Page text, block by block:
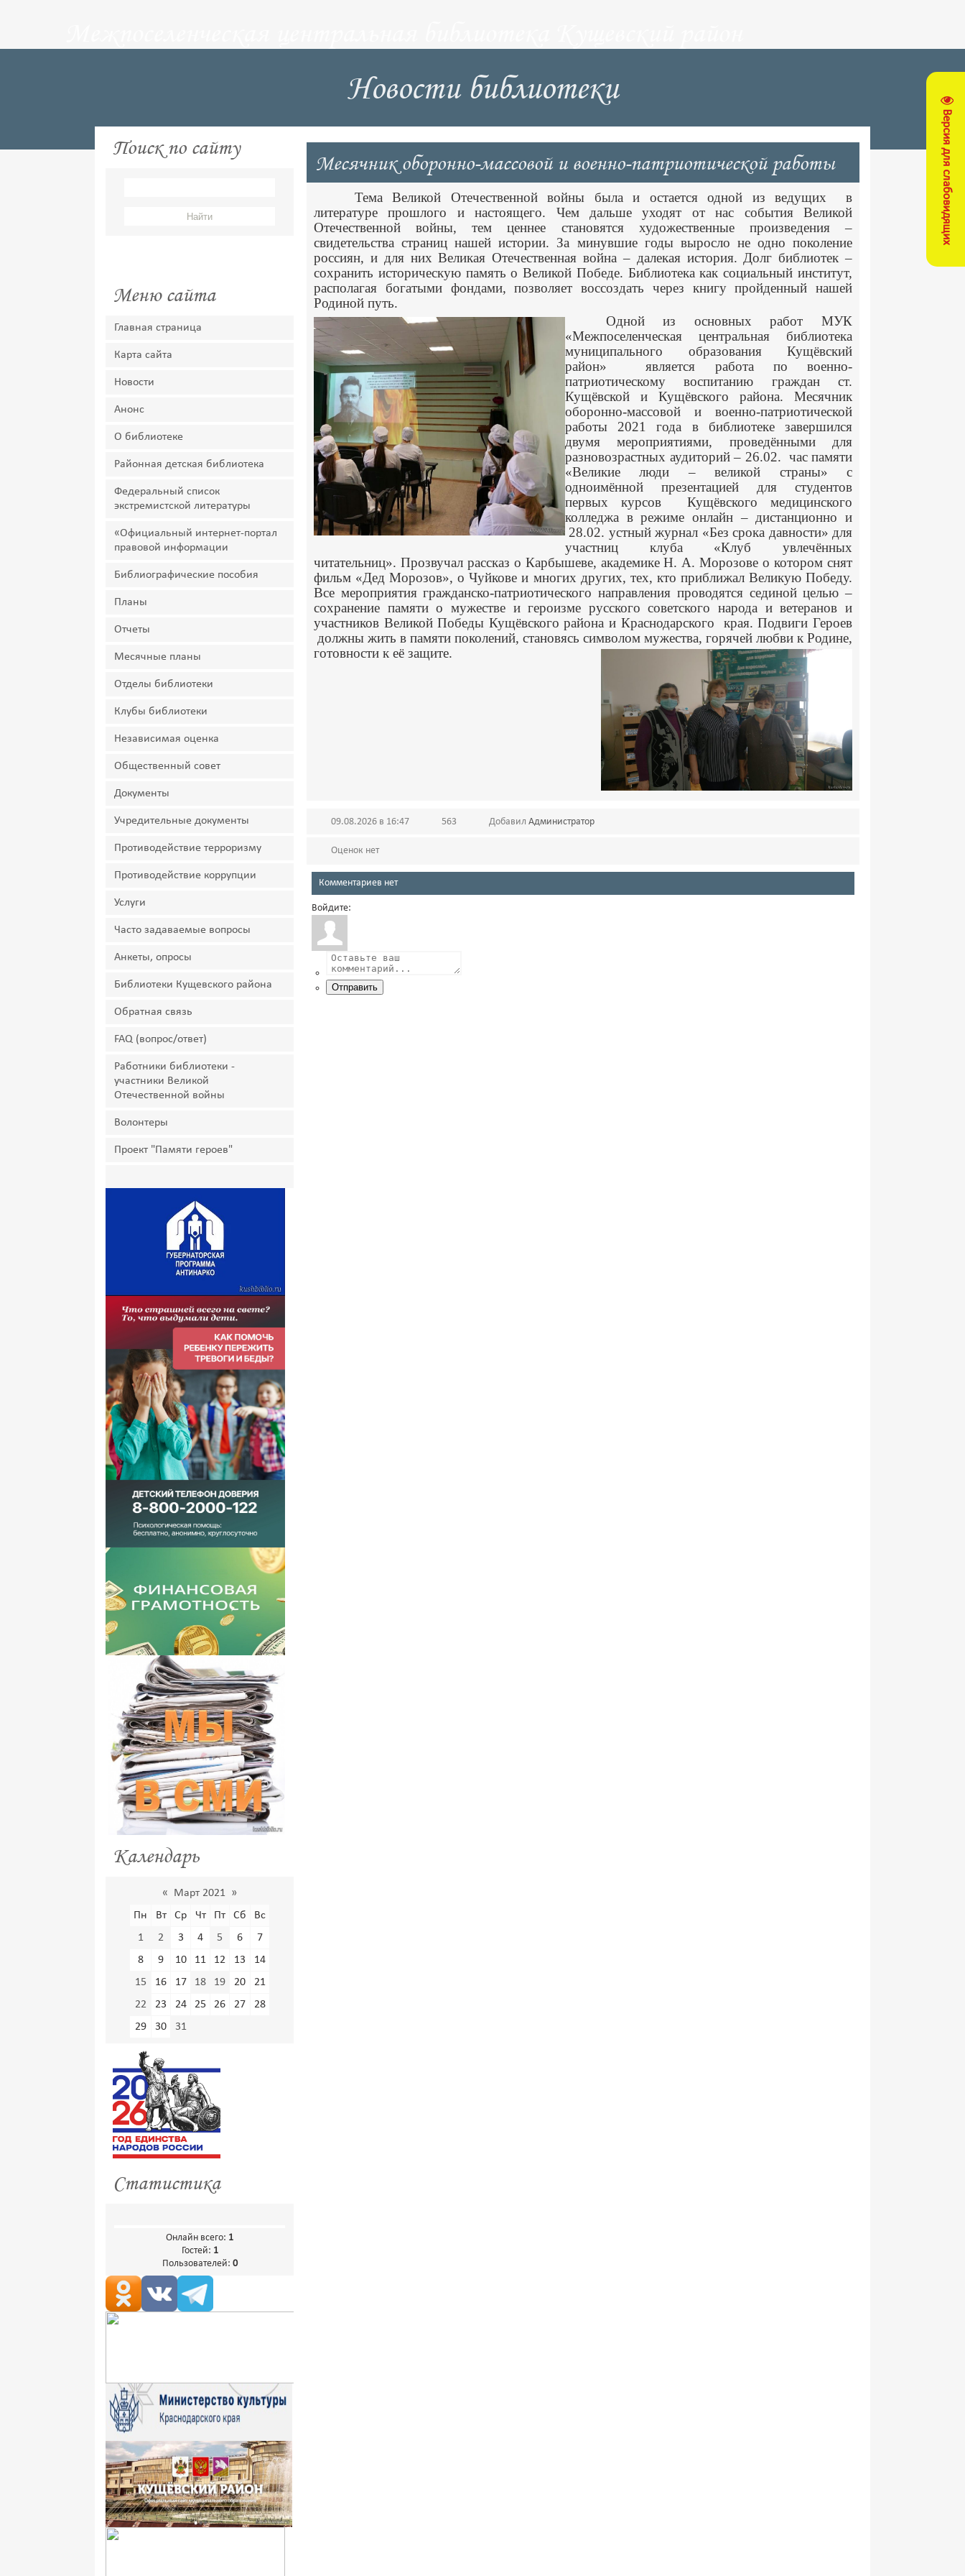
Версия для слабовидящих
Новости библиотеки
Поиск по сайту
Меню сайта
Главная страница
Карта сайта
Новости
Анонс
О библиотеке
Районная детская библиотека
Федеральный список
экстремистской литературы
«Официальный интернет-портал
правовой информации
Библиографические пособия
Планы
Отчеты
Месячные планы
Отделы библиотеки
Клубы библиотеки
Независимая оценка
Общественный совет
Документы
Учредительные документы
Противодействие терроризму
Противодействие коррупции
Услуги
Часто задаваемые вопросы
Анкеты, опросы
Библиотеки Кущевского района
Обратная связь
FAQ (вопрос/ответ)
Работники библиотеки -
участники Великой
Отечественной войны
Волонтеры
Проект "Памяти героев"
Календарь
« Март 2021 »
Пн
Вт Ср Чт Пт Сб
Вс
1
2 3 4 5 6
7
8
9 10 11 12 13
14
15
16 17 18 19 20
21
22
23 24 25 26 27
28
29
30 31
Статистика
Онлайн всего: 1
Гостей: 1
Пользователей: 0
Месячник оборонно-массовой и военно-патриотической работы
Тема Великой Отечественной войны была и остается одной из ведущих в
литературе прошлого и настоящего. Чем дальше уходят от нас события Великой
Отечественной войны, тем ценнее становятся художественные произведения –
свидетельства страниц нашей истории. За минувшие годы выросло не одно поколение
россиян, и для них Великая Отечественная война – далекая история. Долг библиотек –
сохранить историческую память о Великой Победе. Библиотека как социальный институт,
располагая богатыми фондами, позволяет воссоздать через книгу пройденный нашей
Родиной путь.
Одной из основных работ МУК
«Межпоселенческая центральная библиотека
муниципального образования Кущёвский
район» является работа по военно-
патриотическому воспитанию граждан ст.
Кущёвской и Кущёвского района. Месячник
оборонно-массовой и военно-патриотической
работы 2021 года в библиотеке завершился
двумя мероприятиями, проведёнными для
разновозрастных аудиторий – 26.02. час памяти
«Великие люди – великой страны» с
одноимённой презентацией для студентов
первых курсов Кущёвского медицинского
колледжа в режиме онлайн – дистанционно и
28.02. устный журнал «Без срока давности» для
участниц клуба «Клуб увлечённых
читательниц». Прозвучал рассказ о Карбышеве, академике Н. А. Морозове о котором снят
фильм «Дед Морозов», о Чуйкове и многих других, тех, кто приближал Великую Победу.
Все мероприятия гражданско-патриотического направления проводятся сединой целью –
сохранение памяти о мужестве и героизме русского советского народа и ветеранов и
участников Великой Победы Кущёвского района и Краснодарского края. Подвиги Героев
должны жить в памяти поколений, становясь символом мужества, горячей любви к Родине,
готовности к её защите.
09.08.2026 в 16:47 563 Добавил Администратор
Оценок нет
Комментариев нет
Войдите:
Отправить